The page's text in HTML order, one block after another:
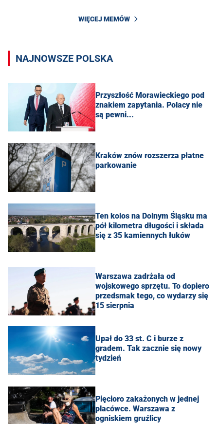
WIĘCEJ MEMÓW
NAJNOWSZE POLSKA
Przyszłość Morawieckiego pod
znakiem zapytania. Polacy nie
są pewni...
Kraków znów rozszerza płatne
parkowanie
Ten kolos na Dolnym Śląsku ma
pół kilometra długości i składa
się z 35 kamiennych łuków
Warszawa zadrżała od
wojskowego sprzętu. To dopiero
przedsmak tego, co wydarzy się
15 sierpnia
Upał do 33 st. C i burze z
gradem. Tak zacznie się nowy
tydzień
Pięcioro zakażonych w jednej
placówce. Warszawa z
ogniskiem gruźlicy